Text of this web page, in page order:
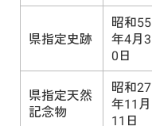
県指定史跡
昭和55
年4月3
0日
県指定天然
記念物
昭和27
年11月
11日